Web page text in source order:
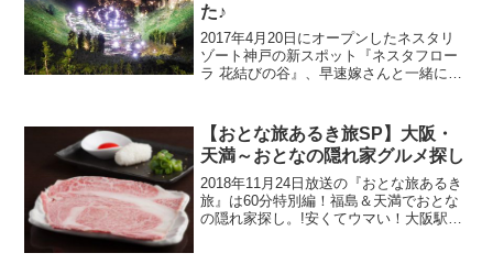
た♪
2017年4月20日にオープンしたネスタリ
ゾート神戸の新スポット『ネスタフロー
ラ 花結びの谷』、早速嫁さんと一緒に見
【おとな旅あるき旅SP】大阪・
天満～おとなの隠れ家グルメ探し
2018年11月24日放送の『おとな旅あるき
旅』は60分特別編！福島＆天満でおとな
の隠れ家探し。!安くてウマい！大阪駅か